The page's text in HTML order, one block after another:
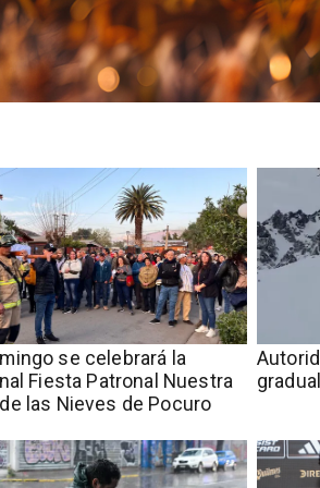
se celebrará la
Fiesta Patronal Nuestra
las Nieves de Pocuro